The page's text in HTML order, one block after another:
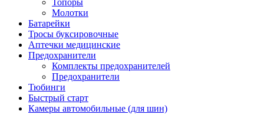
Топоры
Молотки
Батарейки
Тросы буксировочные
Аптечки медицинские
Предохранители
Комплекты предохранителей
Предохранители
Тюбинги
Быстрый старт
Камеры автомобильные (для шин)